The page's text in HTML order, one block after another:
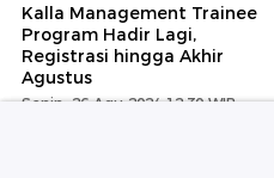
Kalla Management Trainee
Program Hadir Lagi,
Registrasi hingga Akhir
Agustus
Senin, 26 Agu 2024 12:30 WIB